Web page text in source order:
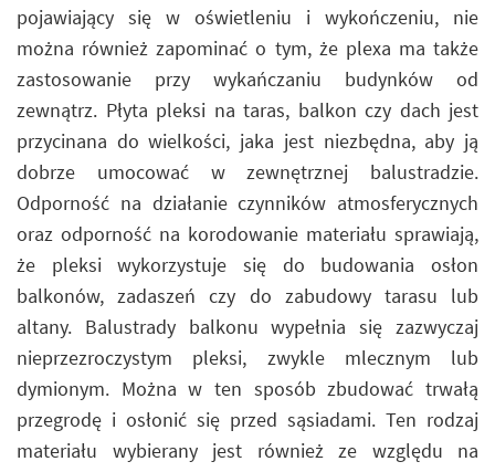
pojawiający się w oświetleniu i wykończeniu, nie
można również zapominać o tym, że plexa ma także
zastosowanie przy wykańczaniu budynków od
zewnątrz. Płyta pleksi na taras, balkon czy dach jest
przycinana do wielkości, jaka jest niezbędna, aby ją
dobrze umocować w zewnętrznej balustradzie.
Odporność na działanie czynników atmosferycznych
oraz odporność na korodowanie materiału sprawiają,
że pleksi wykorzystuje się do budowania osłon
balkonów, zadaszeń czy do zabudowy tarasu lub
altany. Balustrady balkonu wypełnia się zazwyczaj
nieprzezroczystym pleksi, zwykle mlecznym lub
dymionym. Można w ten sposób zbudować trwałą
przegrodę i osłonić się przed sąsiadami. Ten rodzaj
materiału wybierany jest również ze względu na